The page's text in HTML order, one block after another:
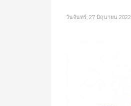
วันจันทร์, 27 มิถุนายน 2022